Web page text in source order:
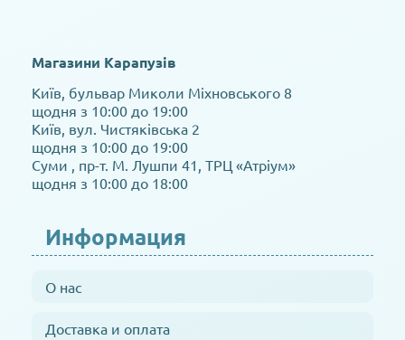
Магазини Карапузів
Київ, бульвар Миколи Міхновського 8
щодня з 10:00 до 19:00
Київ, вул. Чистяківська 2
щодня з 10:00 до 19:00
Суми , пр-т. М. Лушпи 41, ТРЦ «Атріум»
щодня з 10:00 до 18:00
Информация
О нас
Доставка и оплата